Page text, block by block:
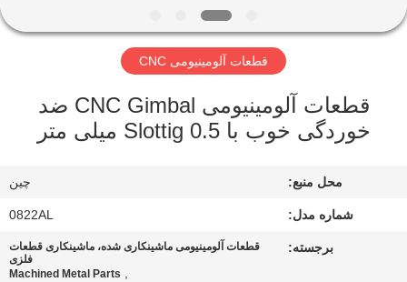
ما
کارخانه
کیفیت
قطعات آلومینیومی CNC
قطعات آلومینیومی CNC Gimbal ضد
خوردگی خوب با Slottig 0.5 میلی متر
محل منبع: چین
شماره مدل: 0822AL
برجسته:
قطعات آلومینیومی ماشینکاری شده، ماشینکاری قطعات
فلزی
,
Machined Metal Parts